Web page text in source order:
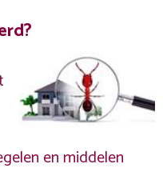
en middelen